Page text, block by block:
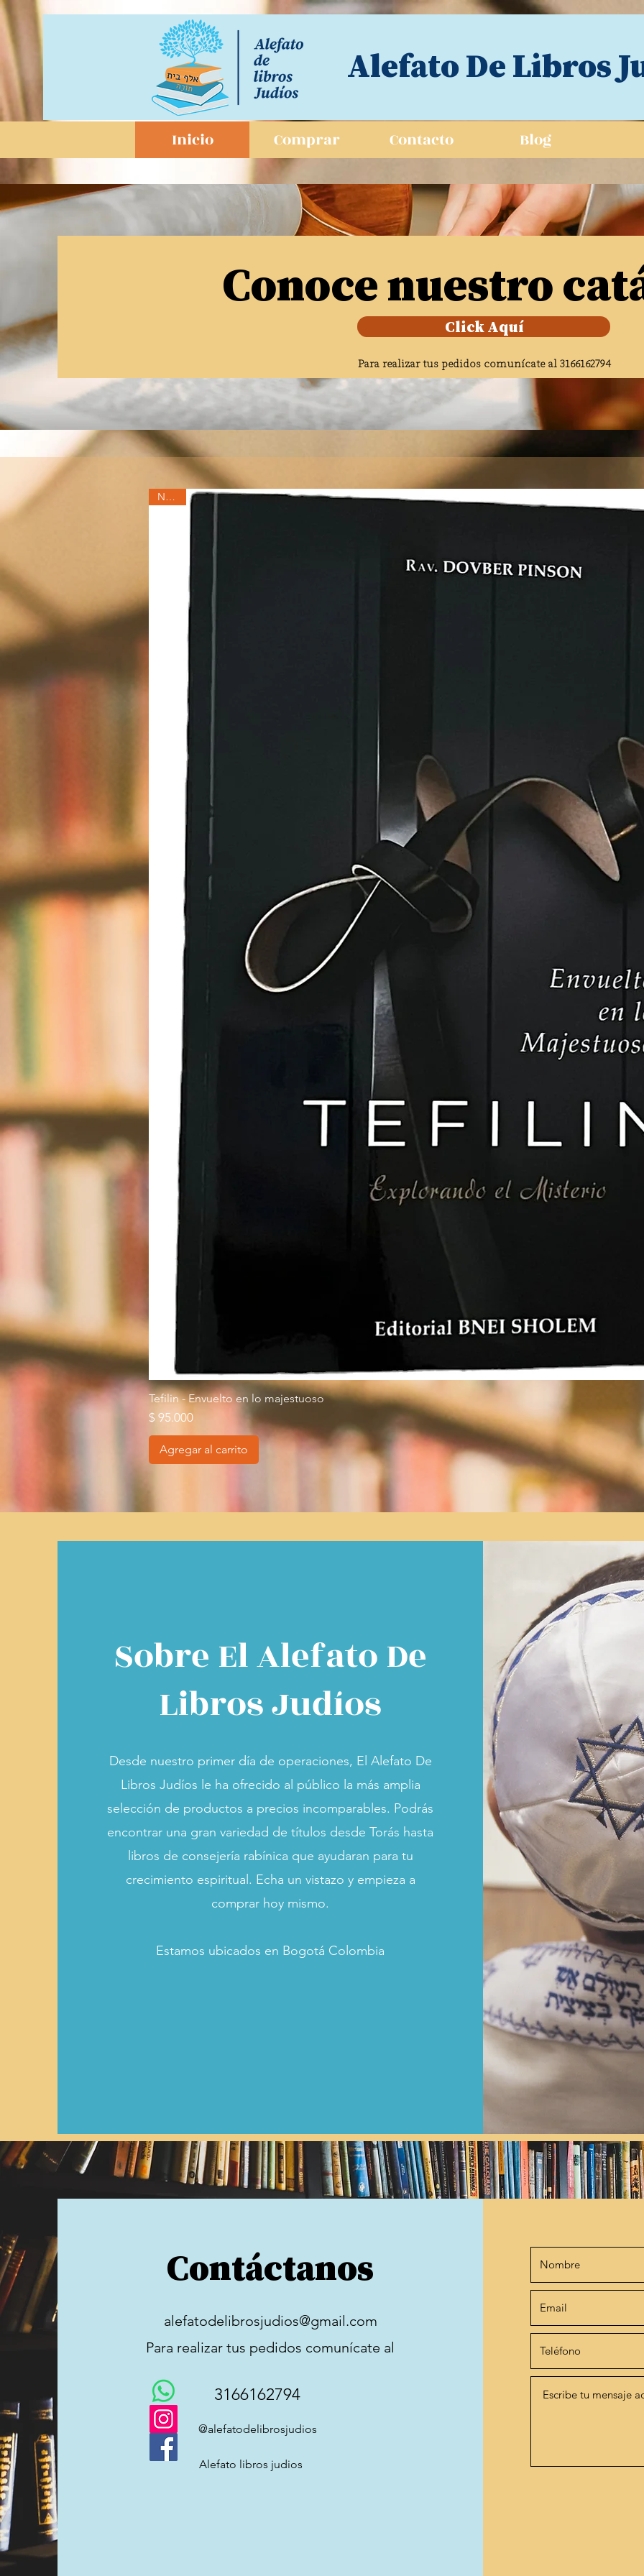
Alefato De Libros
Inicio Comprar Contacto Blog
Conoce nuestro
Click Aquí
Para realizar tus pedidos comunícate al 3166162794
Nuevo
Tefilin - Envuelto en lo majestuoso
Precio
$ 95.000
Agregar al carrito
Sobre El Alefato De
Libros Judíos
Desde nuestro primer día de operaciones, El Alefato De
Libros Judíos le ha ofrecido al público la más amplia
selección de productos a precios incomparables. Podrás
encontrar una gran variedad de títulos desde Torás hasta
libros de consejería rabínica que ayudaran para tu
crecimiento espiritual. Echa un vistazo y empieza a
comprar hoy mismo.
Estamos ubicados en Bogotá Colombia
Contáctanos
alefatodelibrosjudios@gmail.com
Para realizar tus pedidos comunícate al
3166162794
@alefatodelibrosjudios
Alefato libros judios